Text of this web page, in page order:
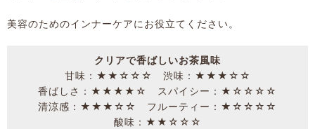
美容のためのインナーケアにお役立てください。
クリアで香ばしいお茶風味
甘味：★★☆☆☆ 渋味：★★★☆☆
香ばしさ：★★★★☆ スパイシー：★☆☆☆☆
清涼感：★★★☆☆ フルーティー：★☆☆☆☆
酸味：★★☆☆☆